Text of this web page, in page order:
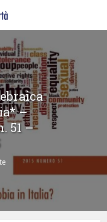
–
51 –